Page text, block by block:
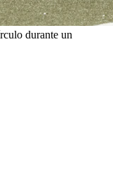
durante un